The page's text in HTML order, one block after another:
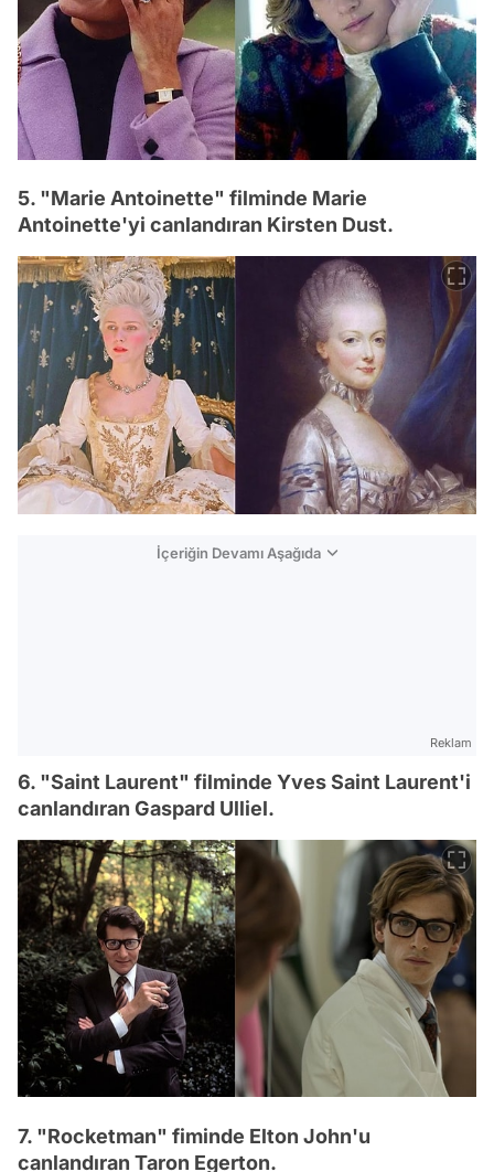
5. "Marie Antoinette" filminde Marie
Antoinette'yi canlandıran Kirsten Dust.
İçeriğin Devamı Aşağıda
Reklam
6. "Saint Laurent" filminde Yves Saint Laurent'i
canlandıran Gaspard Ulliel.
7. "Rocketman" fiminde Elton John'u
canlandıran Taron Egerton.